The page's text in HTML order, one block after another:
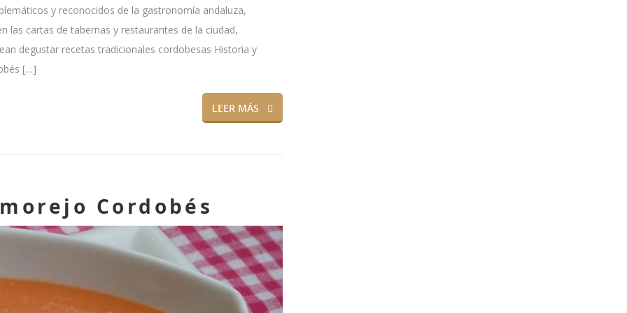
y reconocidos de la gastronomía andaluza,
las cartas de tabernas y restaurantes de la ciudad,
degustar recetas tradicionales cordobesas Historia y
[…]
LEER MÁS
Cordobés